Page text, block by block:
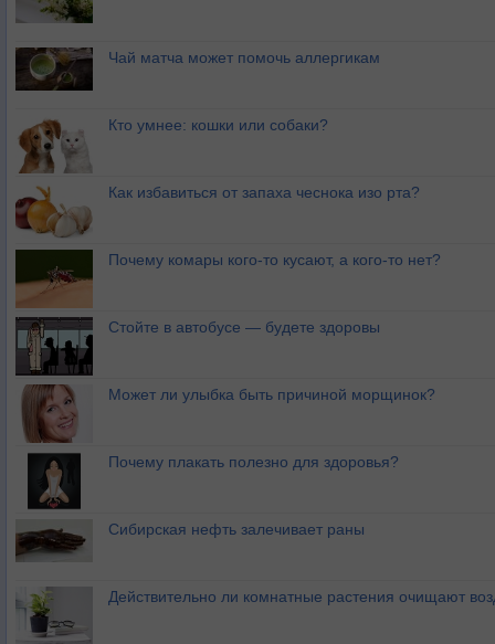
Чай матча может помочь аллергикам
Кто умнее: кошки или собаки?
Как избавиться от запаха чеснока изо рта?
Почему комары кого-то кусают, а кого-то нет?
Стойте в автобусе — будете здоровы
Может ли улыбка быть причиной морщинок?
Почему плакать полезно для здоровья?
Сибирская нефть залечивает раны
Действительно ли комнатные растения очищают